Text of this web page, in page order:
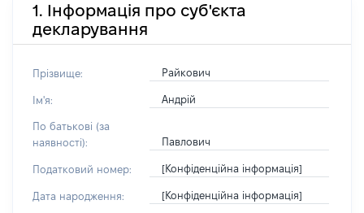
1. Інформація про суб'єкта
декларування
Прізвище: Райкович
Ім'я: Андрій
По батькові (за
наявності):
Павлович
Податковий номер: [Конфіденційна інформація]
Дата народження: [Конфіденційна інформація]